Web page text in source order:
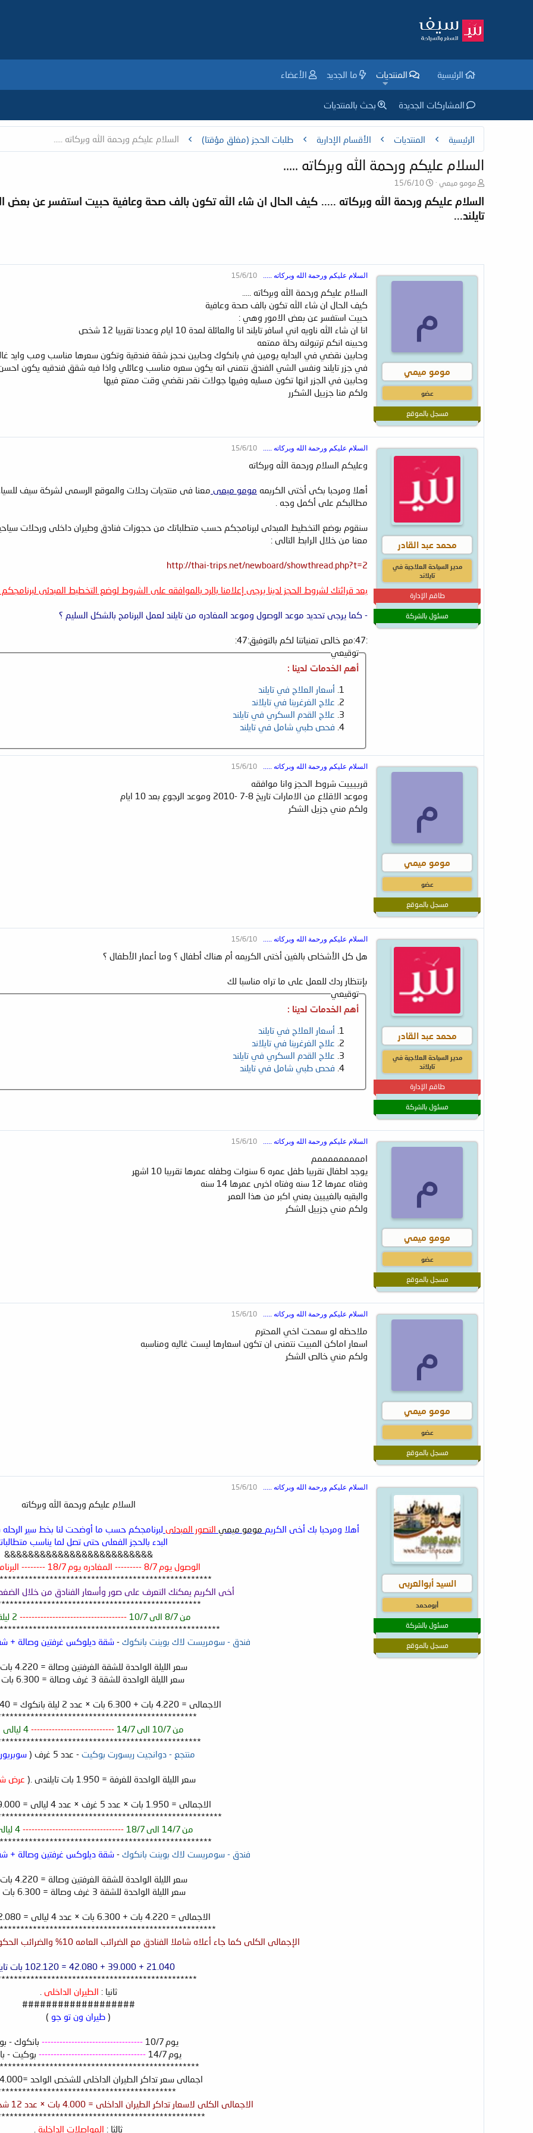
الرئيسية المنتديات ما الجديد الأعضاء
المشاركات الجديدة بحث بالمنتديات
الرئيسية المنتديات الأقسام الإدارية طلبات الحجز (مغلق مؤقتا) السلام عليكم ورحمة الله وبركاته .....
السلام عليكم ورحمة الله وبركاته .....
ب
د
ئ
ا
ض
و
مومو ميمي
ت
د
ء
15/6/10
السلام عليكم ورحمة الله وبركاته ..... كيف الحال ان شاء الله تكون بالف صحة وعافية حبيت استفسر عن بعض
تايلند...
م
مومو ميمي
عضو
مسجل بالموقع
السلام عليكم ورحمة الله وبركاته ..... 15/6/10
السلام عليكم ورحمة الله وبركاته .....
كيف الحال ان شاء الله تكون بالف صحة وعافية
حبيت استفسر عن بعض الامور وهي :
انا ان شاء الله ناويه اني اسافر تايلند انا والعائلة لمدة 10 ايام وعددنا تقريبا 12 شخص
وحبينه انكم ترتبولنه رحلة ممتعه
وحابين نقضي في البدايه يومين في بانكوك وحابين نحجز شقة فندقية وتكون سعرها مناسب ومب وايد غالي
في جزر تايلند ونفس الشي الفندق نتمنى انه يكون سعره مناسب وعائلي واذا فيه شقق فندقيه يكون
وحابين في الجزر انها تكون مسليه وفيها جولات نقدر نقضي وقت ممتع فيها
ولكم منا جزييل الشكرر
محمد عبد القادر
مدير السياحة العلاجية في
تايلاند
طاقم الإدارة
مسئول بالشركة
السلام عليكم ورحمة الله وبركاته ..... 15/6/10
وعليكم السلام ورحمة الله وبركاته
أهلا ومرحبا بكى أختى الكريمه مومو ميمى معنا فى منتديات رحلات والموقع الرسمى لشركة سيف
مطالبكم على أكمل وجه .
سنقوم بوضع التخطيط المبدئى لبرنامجكم حسب متطلباتك من حجوزات فنادق وطيران داخلى ورحلات
معنا من خلال الرابط التالى :
http://thai-trips.net/newboard/showthread.php?t=2
بعد قرائتك لشروط الحجز لدينا يرجى إعلامنا بالرد بالموافقه على الشروط لوضع التخطيط المبدئى
- كما يرجى تحديد موعد الوصول وموعد المغادره من تايلند لعمل البرنامج بالشكل السليم ؟
:47:مع خالص تمنياتنا لكم بالتوفيق:47:
توقيعي
أهم الخدمات لدينا :
أسعار العلاج في تايلند
علاج الغرغرينا في تايلاند
علاج القدم السكري في تايلند
فحص طبي شامل في تايلند
م
مومو ميمي
عضو
مسجل بالموقع
السلام عليكم ورحمة الله وبركاته ..... 15/6/10
قرييييت شروط الحجز وانا موافقه
وموعد الاقلاع من الامارات تاريخ 8-7 -2010 وموعد الرجوع بعد 10 ايام
ولكم مني جزيل الشكر
محمد عبد القادر
مدير السياحة العلاجية في
تايلاند
طاقم الإدارة
مسئول بالشركة
السلام عليكم ورحمة الله وبركاته ..... 15/6/10
هل كل الأشخاص بالغين أختى الكريمه أم هناك أطفال ؟ وما أعمار الأطفال ؟
بإنتظار ردك للعمل على ما تراه مناسبا لك
توقيعي
أهم الخدمات لدينا :
أسعار العلاج في تايلند
علاج الغرغرينا في تايلاند
علاج القدم السكري في تايلند
فحص طبي شامل في تايلند
م
مومو ميمي
عضو
مسجل بالموقع
السلام عليكم ورحمة الله وبركاته ..... 15/6/10
امممممممممم
يوجد اطفال تقريبا طفل عمره 6 سنوات وطفله عمرها تقريبا 10 اشهر
وفتاه عمرها 12 سنه وفتاه اخرى عمرها 14 سنه
والبقيه بالغييين يعني اكبر من هذا العمر
ولكم مني جزييل الشكر
م
مومو ميمي
عضو
مسجل بالموقع
السلام عليكم ورحمة الله وبركاته ..... 15/6/10
ملاحظه لو سمحت اخي المحترم
اسعار اماكن المبيت نتمنى ان تكون اسعارها ليست غاليه ومناسبه
ولكم مني خالص الشكر
السيد أبوالعربى
أبومحمد
مسئول بالشركة
مسجل بالموقع
السلام عليكم ورحمة الله وبركاته ..... 15/6/10
السلام عليكم ورحمة الله وبركاته
أهلا ومرحبا بك أخى الكريم مومو ميمي التصور المبدئى لبرنامجكم حسب ما أوضحت لنا بخط سير الرحله
البدء بالحجز الفعلى حتى تصل لما يناسب
&&&&&&&&&&&&&&&&&&&&&&&&&
الوصول يوم 8/7 --------- المغادره يوم 18/7 -------- البرنامج 10 ليالى .
أخى الكريم يمكنك التعرف على صور وأسعار الفنادق من خلال
من 8/7 الى 10/7
------------------------------------
فندق - سومريست لاك بوينت بانكوك - شقة ديلوكس غرفتين وصالة + شقة
سعر الليلة الواحدة للشقة الغرفتين وصالة = 4.220 بات تايلندى .
سعر الليلة الواحدة للشقة 3 غرف وصالة = 6.300 بات تايلندى.
الاجمالى = 4.220 بات + 6.300 بات × عدد 2 ليلة بانكوك = 21.040 بات تايلندى .
من 10/7 الى 14/7
----------------------------
منتجع - دوانجيت ريسورت بوكيت - عدد 5 غرف ( سوبريور
سعر الليلة الواحدة للغرفة = 1.950 بات تايلندى .( عرض
الاجمالى = 1.950 بات × عدد 5 غرف × عدد 4 ليالى = 39.000 بات تايلندى .
من 14/7 الى 18/7
----------------------------------
فندق - سومريست لاك بوينت بانكوك - شقة ديلوكس غرفتين وصالة + شقة
سعر الليلة الواحدة للشقة الغرفتين وصالة = 4.220 بات تايلندى .
سعر الليلة الواحدة للشقة 3 غرف وصالة = 6.300 بات تايلندى .
الاجمالى = 4.220 بات + 6.300 بات × عدد 4 ليالى = 42.080 بات تايلندى .
الإجمالى الكلى كما جاء أعلاه شاملا الفنادق مع الضرائب العامه 10% والضرائب الحكوميه 7% والإفطار اليومى يكون كالتالى :
21.040 + 39.000 + 42.080 = 102.120 بات تايلندى.
ثانيا : الطيران الداخلى
###################
( طيران ون تو جو )
يوم 10/7 ---------------------------------- بانكوك -
يوم 14/7
------------------------------------ بوكيت -
اجمالى سعر تداكر الطيران الداخلى للشخص الواحد =4.000 بات تايلندى .
الاجمالى الكلى لاسعار تداكر الطيران الداخلى = 4.000 بات × عدد 12 شخص = 48.000 بات تايلندى .
ثالثا : المواصلات الداخلية